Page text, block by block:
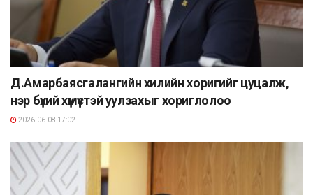
Д.Амарбаясгалангийн хилийн хоригийг цуцалж,
нэр бүхий хүмүүстэй уулзахыг хориглолоо
2026-06-08 17:02